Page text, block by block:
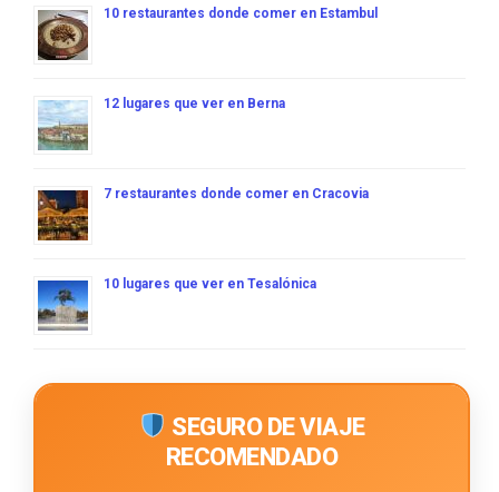
10 restaurantes donde comer en Estambul
12 lugares que ver en Berna
7 restaurantes donde comer en Cracovia
10 lugares que ver en Tesalónica
SEGURO DE VIAJE
RECOMENDADO